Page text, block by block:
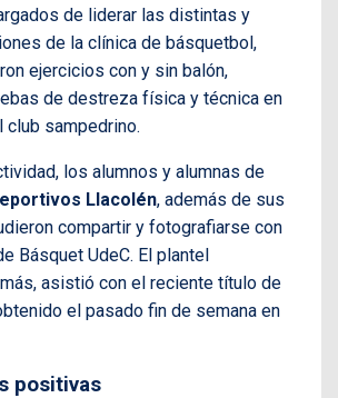
de liderar las distintas y
de la clínica de básquetbol,
ejercicios con y sin balón,
de destreza física y técnica en
sampedrino.
los alumnos y alumnas de
Llacolén, además de sus
compartir y fotografiarse con
Básquet UdeC. El plantel
asistió con el reciente título de
el pasado fin de semana en
positivas